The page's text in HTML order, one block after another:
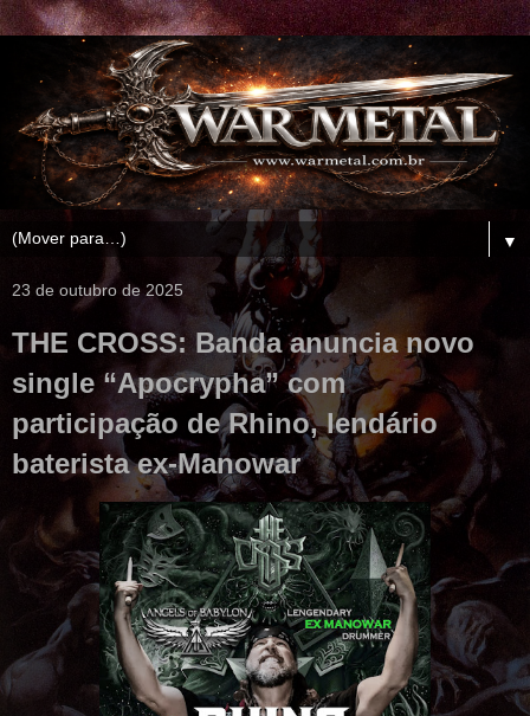
▼
23 de outubro de 2025
THE CROSS: Banda anuncia novo
single “Apocrypha” com
participação de Rhino, lendário
baterista ex-Manowar